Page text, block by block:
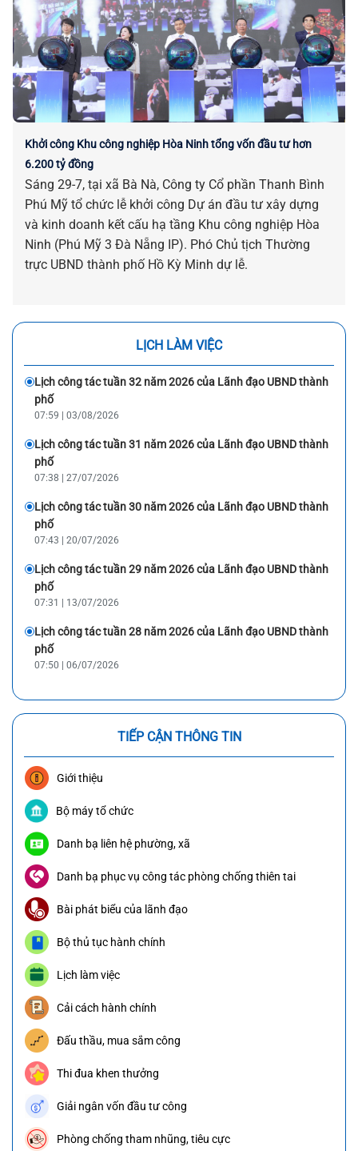
Khởi công Khu công nghiệp Hòa Ninh tổng vốn đầu tư hơn
6.200 tỷ đồng
Sáng 29-7, tại xã Bà Nà, Công ty Cổ phần Thanh Bình
Phú Mỹ tổ chức lễ khởi công Dự án đầu tư xây dựng
và kinh doanh kết cấu hạ tầng Khu công nghiệp Hòa
Ninh (Phú Mỹ 3 Đà Nẵng IP). Phó Chủ tịch Thường
trực UBND thành phố Hồ Kỳ Minh dự lễ.
LỊCH LÀM VIỆC
Lịch công tác tuần 32 năm 2026 của Lãnh đạo UBND thành
phố
07:59 | 03/08/2026
Lịch công tác tuần 31 năm 2026 của Lãnh đạo UBND thành
phố
07:38 | 27/07/2026
Lịch công tác tuần 30 năm 2026 của Lãnh đạo UBND thành
phố
07:43 | 20/07/2026
Lịch công tác tuần 29 năm 2026 của Lãnh đạo UBND thành
phố
07:31 | 13/07/2026
Lịch công tác tuần 28 năm 2026 của Lãnh đạo UBND thành
phố
07:50 | 06/07/2026
TIẾP CẬN THÔNG TIN
Giới thiệu
Bộ máy tổ chức
Danh bạ liên hệ phường, xã
Danh bạ phục vụ công tác phòng chống thiên tai
Bài phát biểu của lãnh đạo
Bộ thủ tục hành chính
Lịch làm việc
Cải cách hành chính
Đấu thầu, mua sắm công
Thi đua khen thưởng
Giải ngân vốn đầu tư công
Phòng chống tham nhũng, tiêu cực